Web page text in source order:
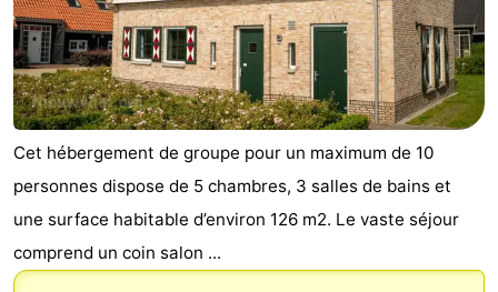
Cet hébergement de groupe pour un maximum de 10
personnes dispose de 5 chambres, 3 salles de bains et
une surface habitable d’environ 126 m2. Le vaste séjour
comprend un coin salon ...